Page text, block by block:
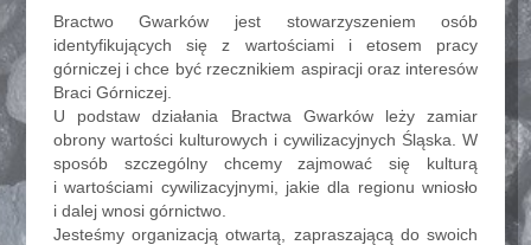
Bractwo Gwarków jest stowarzyszeniem osób
identyfikujących się z wartościami i etosem pracy
górniczej i chce być rzecznikiem aspiracji oraz interesów
Braci Górniczej.
U podstaw działania Bractwa Gwarków leży zamiar
obrony wartości kulturowych i cywilizacyjnych Śląska. W
sposób szczególny chcemy zajmować się kulturą
i wartościami cywilizacyjnymi, jakie dla regionu wniosło
i dalej wnosi górnictwo.
Jesteśmy organizacją otwartą, zapraszającą do swoich